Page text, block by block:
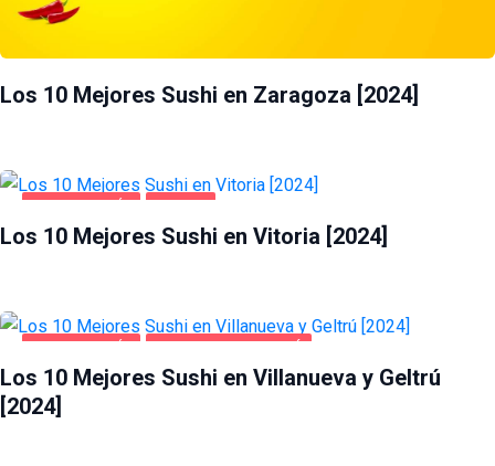
Los 10 Mejores Sushi en Zaragoza [2024]
Los 10 Mejores Sushi en Vitoria [2024]
Los 10 Mejores Sushi en Villanueva y Geltrú
[2024]